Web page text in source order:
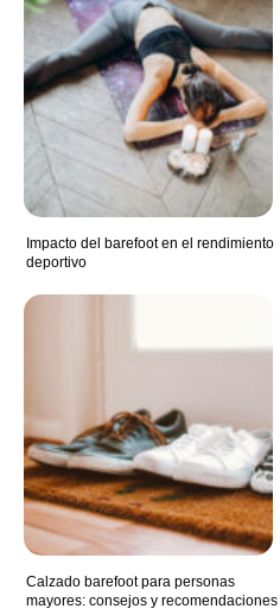
Impacto del barefoot en el rendimiento
deportivo
Calzado barefoot para personas
mayores: consejos y recomendaciones